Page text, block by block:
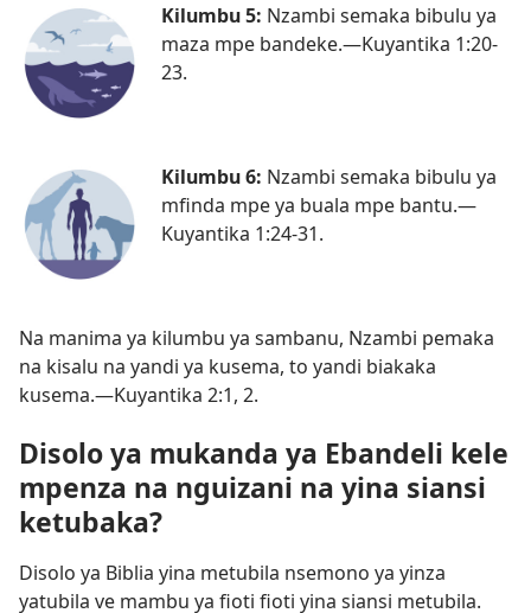
Kilumbu 5: Nzambi semaka bibulu ya
maza mpe bandeke.​—Kuyantika 1:20-
23.
Kilumbu 6: Nzambi semaka bibulu ya
mfinda mpe ya buala mpe bantu.​—
Kuyantika 1:24-31.
Na manima ya kilumbu ya sambanu, Nzambi pemaka
na kisalu na yandi ya kusema, to yandi biakaka
kusema.​—Kuyantika 2:1, 2.
Disolo ya mukanda ya Ebandeli kele
mpenza na nguizani na yina siansi
ketubaka?
Disolo ya Biblia yina metubila nsemono ya yinza
yatubila ve mambu ya fioti fioti yina siansi metubila.